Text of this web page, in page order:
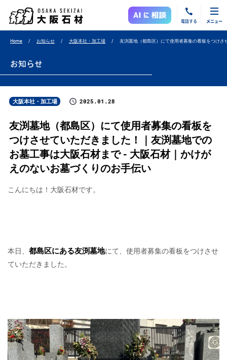
電話する メニュー
Home お知らせ 大阪本社・加工場 友渕墓地（都島区）にて使用者募集の看板をつけ
お知らせ
大阪本社・加工場 2025.01.28
友渕墓地（都島区）にて使用者募集の看板を
つけさせていただきました！｜友渕墓地での
お墓工事は大阪石材まで - 大阪石材｜かけが
えのないお墓づくりのお手伝い
こんにちは！大阪石材です。
本日、 都島区にある友渕墓地にて、使用者募集の看板をつけさせ
ていただきました。